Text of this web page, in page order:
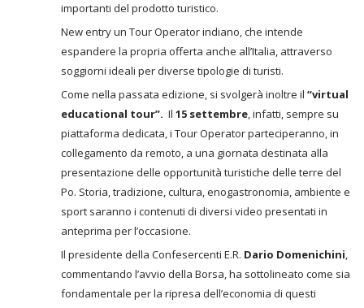
importanti del prodotto turistico.
New entry un Tour Operator indiano, che intende
espandere la propria offerta anche all’Italia, attraverso
soggiorni ideali per diverse tipologie di turisti.
Come nella passata edizione, si svolgerà inoltre il “virtual
educational tour”. Il 15 settembre, infatti, sempre su
piattaforma dedicata, i Tour Operator parteciperanno, in
collegamento da remoto, a una giornata destinata alla
presentazione delle opportunità turistiche delle terre del
Po. Storia, tradizione, cultura, enogastronomia, ambiente e
sport saranno i contenuti di diversi video presentati in
anteprima per l’occasione.
Il presidente della Confesercenti E.R. Dario Domenichini,
commentando l’avvio della Borsa, ha sottolineato come sia
fondamentale per la ripresa dell’economia di questi